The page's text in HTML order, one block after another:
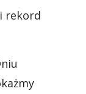
rekord